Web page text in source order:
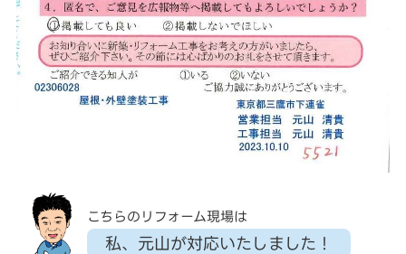
こちらのリフォーム現場は
私、元山が対応いたしました！